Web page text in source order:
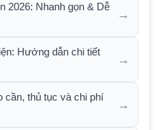
2026: Nhanh gọn & Dễ
→
Hướng dẫn chi tiết
→
cần, thủ tục và chi phí
→